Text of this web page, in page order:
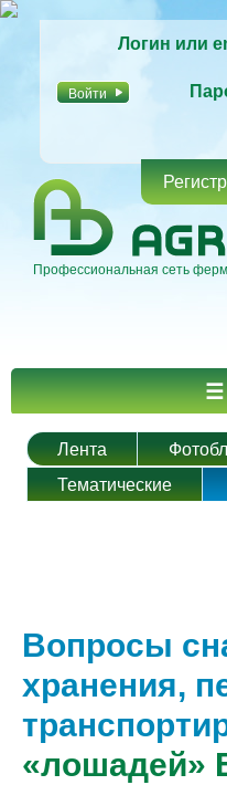
Логин или
Профессиональная сеть
Главное меню ☰
Лента
Тематические
Вопросы
хранения,
«лошадей»